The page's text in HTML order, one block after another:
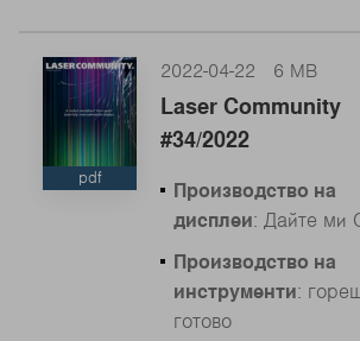
pdf
2022-04-22 6 MB
Laser Community
#34/2022
Производство на
дисплеи: Дайте ми
Производство на
инструменти:
готово